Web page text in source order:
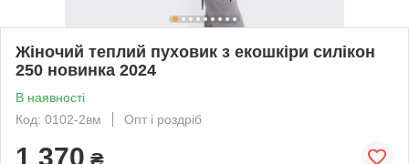
Жіночий теплий пуховик з екошкіри силікон
250 новинка 2024
В наявності
Код: 0102-2вм
Опт і роздріб
1 370